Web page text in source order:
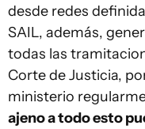
desde redes
SAIL, además,
todas las
Corte de Justicia,
ministerio
ajeno a todo esto